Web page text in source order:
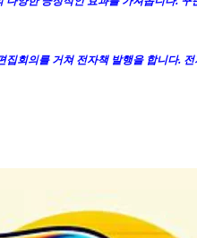
회의를 거쳐 전자책 발행을 합니다.